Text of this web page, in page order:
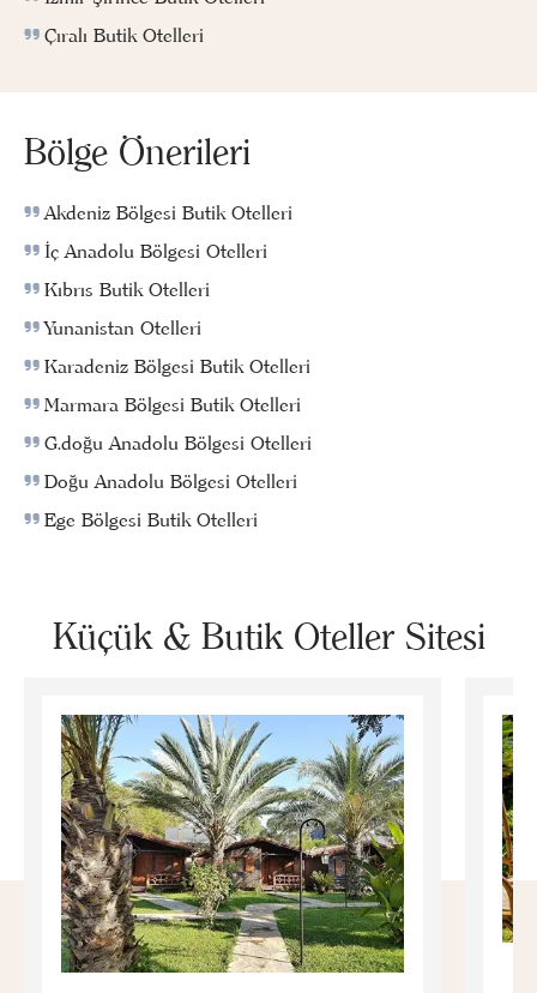
Çıralı Butik Otelleri
Bölge Önerileri
Akdeniz Bölgesi Butik Otelleri
İç Anadolu Bölgesi Otelleri
Kıbrıs Butik Otelleri
Yunanistan Otelleri
Karadeniz Bölgesi Butik Otelleri
Marmara Bölgesi Butik Otelleri
G.doğu Anadolu Bölgesi Otelleri
Doğu Anadolu Bölgesi Otelleri
Ege Bölgesi Butik Otelleri
Küçük & Butik Oteller Sitesi